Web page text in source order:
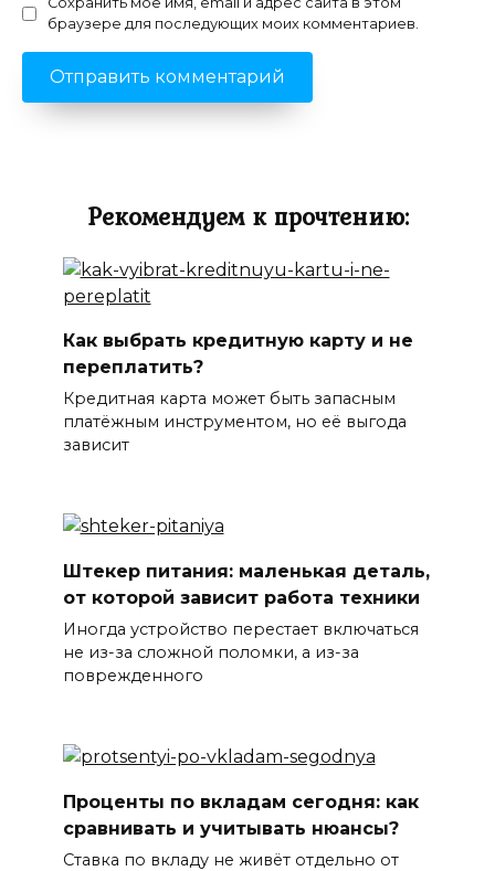
браузере для последующих моих комментариев.
Рекомендуем к прочтению:
Как выбрать кредитную карту и не
переплатить?
Кредитная карта может быть запасным
платёжным инструментом, но её выгода
зависит
Штекер питания: маленькая деталь,
от которой зависит работа техники
Иногда устройство перестает включаться
не из-за сложной поломки, а из-за
поврежденного
Проценты по вкладам сегодня: как
сравнивать и учитывать нюансы?
Ставка по вкладу не живёт отдельно от